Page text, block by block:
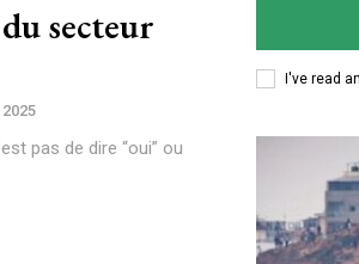
secteur
pas de dire “oui” ou
I've read